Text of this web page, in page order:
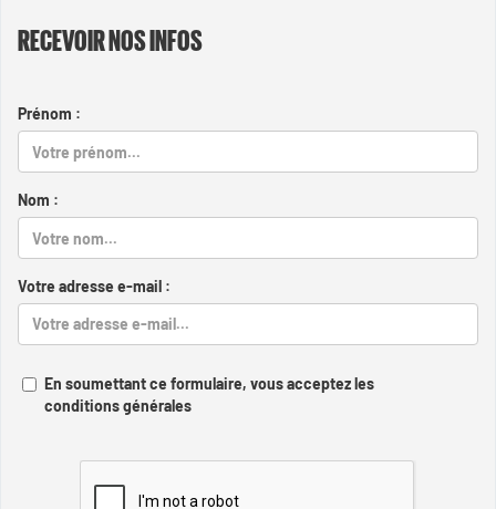
RECEVOIR NOS INFOS
Prénom :
Nom :
Votre adresse e-mail :
En soumettant ce formulaire, vous acceptez les
conditions générales